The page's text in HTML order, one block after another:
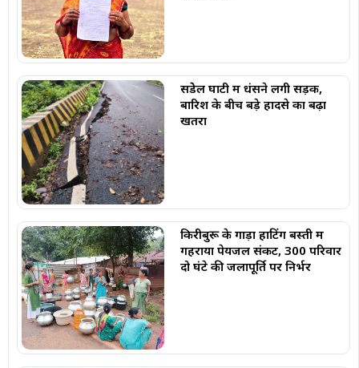
सेंडेेल घाटी में धंसने लगी सड़क,
बारिश के बीच बड़े हादसे का बढ़ा
खतरा
किरीबुरू के गाड़ा हाटिंग बस्ती में
गहराया पेयजल संकट, 300 परिवार
दो घंटे की जलापूर्ति पर निर्भर